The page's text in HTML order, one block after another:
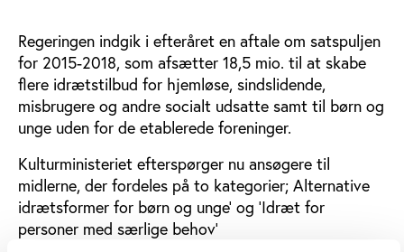
Regeringen indgik i efteråret en aftale om satspuljen
for 2015-2018, som afsætter 18,5 mio. til at skabe
flere idrætstilbud for hjemløse, sindslidende,
misbrugere og andre socialt udsatte samt til børn og
unge uden for de etablerede foreninger.
Kulturministeriet efterspørger nu ansøgere til
midlerne, der fordeles på to kategorier; Alternative
idrætsformer for børn og unge’ og ’Idræt for
personer med særlige behov’